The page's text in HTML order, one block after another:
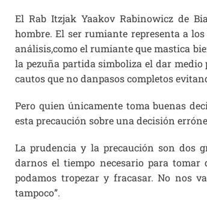
El Rab Itzjak Yaakov Rabinowicz de
hombre. El ser rumiante representa a
análisis,como el rumiante que mastica
la pezuña partida simboliza el dar medio
cautos que no danpasos completos
Pero quien únicamente toma buenas
esta precaución sobre una decisión
La prudencia y la precaución son dos
darnos el tiempo necesario para tomar
podamos tropezar y fracasar. No nos
tampoco”.